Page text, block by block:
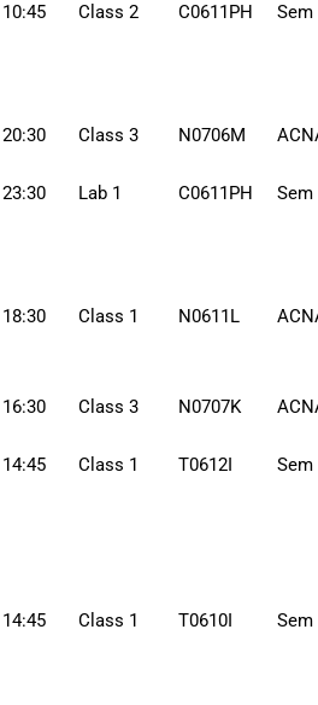
10:45 Class 2 C0611PH Sem
20:30 Class 3 N0706M
23:30 Lab 1 C0611PH Sem
18:30 Class 1 N0611L
16:30 Class 3 N0707K
14:45 Class 1 T0612I Sem
14:45 Class 1 T0610I Sem